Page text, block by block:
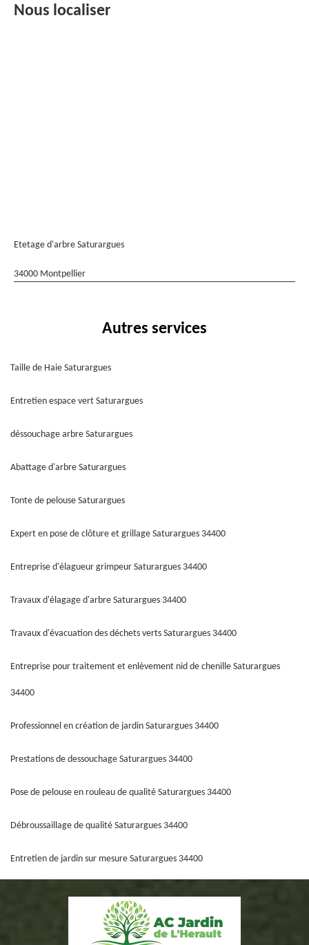
Nous localiser
Etetage d'arbre Saturargues
34000 Montpellier
Autres services
Taille de Haie Saturargues
Entretien espace vert Saturargues
déssouchage arbre Saturargues
Abattage d'arbre Saturargues
Tonte de pelouse Saturargues
Expert en pose de clôture et grillage Saturargues 34400
Entreprise d'élagueur grimpeur Saturargues 34400
Travaux d'élagage d'arbre Saturargues 34400
Travaux d'évacuation des déchets verts Saturargues 34400
Entreprise pour traitement et enlèvement nid de chenille Saturargues
34400
Professionnel en création de jardin Saturargues 34400
Prestations de dessouchage Saturargues 34400
Pose de pelouse en rouleau de qualité Saturargues 34400
Débroussaillage de qualité Saturargues 34400
Entretien de jardin sur mesure Saturargues 34400